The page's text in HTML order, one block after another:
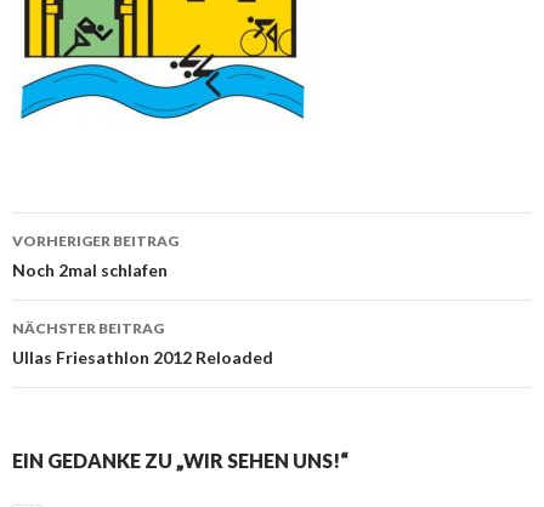
Beitrags-
Navigation
VORHERIGER BEITRAG
Noch 2mal schlafen
NÄCHSTER BEITRAG
Ullas Friesathlon 2012 Reloaded
EIN GEDANKE ZU „WIR SEHEN UNS!“